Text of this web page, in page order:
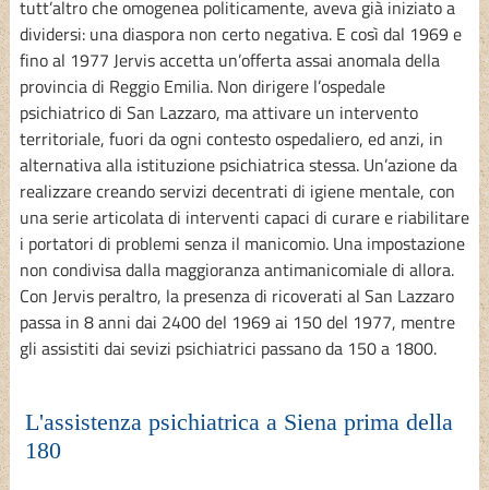
tutt’altro che omogenea politicamente, aveva già iniziato a
dividersi: una diaspora non certo negativa. E così dal 1969 e
fino al 1977 Jervis accetta un’offerta assai anomala della
provincia di Reggio Emilia. Non dirigere l’ospedale
psichiatrico di San Lazzaro, ma attivare un intervento
territoriale, fuori da ogni contesto ospedaliero, ed anzi, in
alternativa alla istituzione psichiatrica stessa. Un’azione da
realizzare creando servizi decentrati di igiene mentale, con
una serie articolata di interventi capaci di curare e riabilitare
i portatori di problemi senza il manicomio. Una impostazione
non condivisa dalla maggioranza antimanicomiale di allora.
Con Jervis peraltro, la presenza di ricoverati al San Lazzaro
passa in 8 anni dai 2400 del 1969 ai 150 del 1977, mentre
gli assistiti dai sevizi psichiatrici passano da 150 a 1800.
L'assistenza psichiatrica a Siena prima della
180